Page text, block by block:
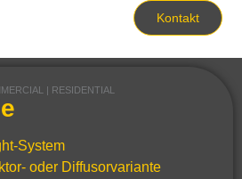
Kontakt
| RESIDENTIAL
System
oder Diffusorvariante